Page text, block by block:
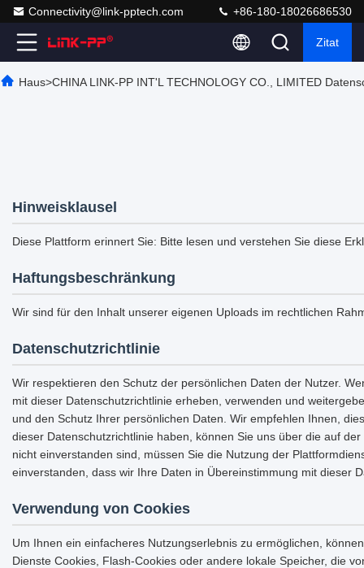
Connectivity@link-pptech.com +86-180-18026686530
Zitat
Haus>CHINA LINK-PP INT'L TECHNOLOGY CO., LIMITED
Hinweisklausel
Diese Plattform erinnert Sie: Bitte lesen und verstehen Sie diese
Haftungsbeschränkung
Wir sind für den Inhalt unserer eigenen Uploads im rechtlichen
Datenschutzrichtlinie
Wir respektieren den Schutz der persönlichen Daten der Nutzer.
mit dieser Datenschutzrichtlinie erheben, verwenden und
und den Schutz Ihrer persönlichen Daten. Wir empfehlen Ihnen,
dieser Datenschutzrichtlinie haben, können Sie uns über die auf
nicht einverstanden sind, müssen Sie die Nutzung der
einverstanden, dass wir Ihre Daten in Übereinstimmung mit dieser
Verwendung von Cookies
Um Ihnen ein einfacheres Nutzungserlebnis zu ermöglichen,
Dienste Cookies, Flash-Cookies oder andere lokale Speicher, die